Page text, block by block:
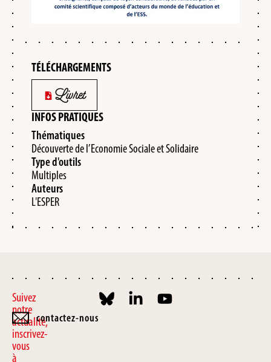
TÉLÉCHARGEMENTS
Livret
INFOS PRATIQUES
Thématiques
Découverte de l’Economie Sociale et Solidaire
Type d'outils
Multiples
Auteurs
L'ESPER
Suivez
notre
actualité,
inscrivez-
vous
à
contactez-nous